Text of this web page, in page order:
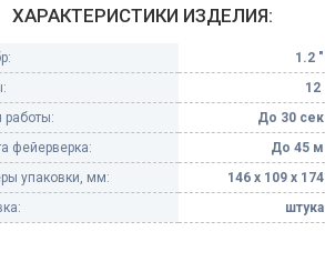
Небесные фонарики
Оборудование для
спецэффектов
ХАРАКТЕРИСТИКИ ИЗДЕЛИЯ:
1.2 "
12
работы:
До 30 сек
фейерверка:
До 45 м
упаковки, мм:
146 х 109 х 174
штука